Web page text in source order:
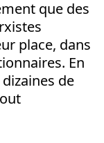
que des
place, dans
En
de